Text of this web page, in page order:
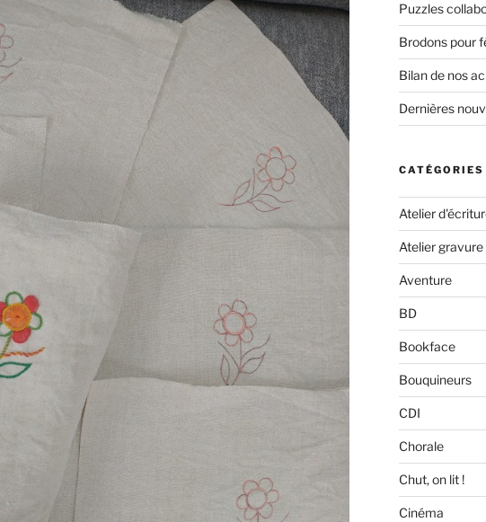
Puzzles
Brodons pour
Bilan de nos
Dernières
CATÉGORIES
Atelier
Atelier gravure
Aventure
BD
Bookface
Bouquineurs
CDI
Chorale
Chut, on lit !
Cinéma